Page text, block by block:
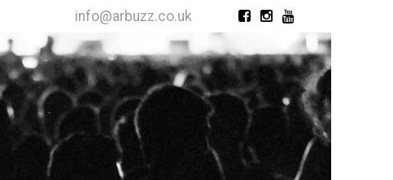
info@arbuzz.co.uk